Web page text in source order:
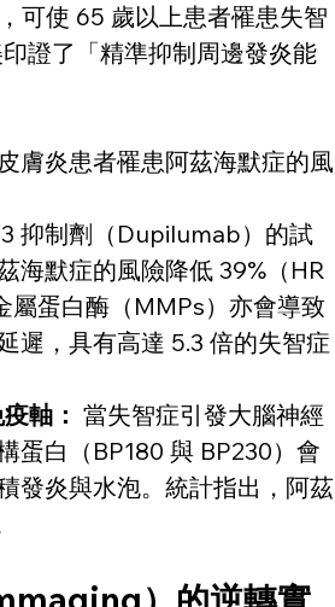
可使 65 歲以上患者罹患失智
證了「精準抑制周邊發炎能
膚炎患者罹患阿茲海默症的風
抑制劑（Dupilumab）的試
海默症的風險降低 39%（HR
屬蛋白酶（MMPs）亦會導致
遲，具有高達 5.3 倍的失智症
軸： 當失智症引發大腦神經
蛋白（BP180 與 BP230）會
發炎與水泡。統計指出，阿茲